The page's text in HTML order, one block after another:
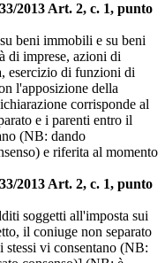
2013 Art. 2, c. 1, punto
beni immobili e su beni
di imprese, azioni di
esercizio di funzioni di
l'apposizione della
corrisponde al
e i parenti entro il
(NB: dando
e riferita al momento
2013 Art. 2, c. 1, punto
soggetti all'imposta sui
il coniuge non separato
stessi vi consentano (NB: